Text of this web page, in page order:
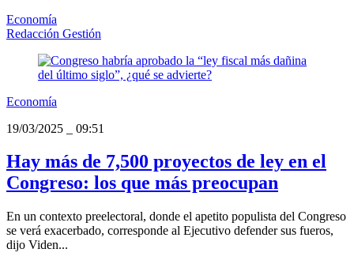
Economía
Redacción Gestión
Economía
19/03/2025
09:51
Hay más de 7,500 proyectos de ley en el
Congreso: los que más preocupan
En un contexto preelectoral, donde el apetito populista del Congreso
se verá exacerbado, corresponde al Ejecutivo defender sus fueros,
dijo Viden...